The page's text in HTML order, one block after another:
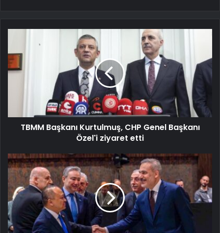
TBMM Başkanı Kurtulmuş, CHP Genel Başkanı
Özel'i ziyaret etti